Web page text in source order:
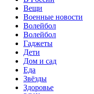
Вещи
Военные новости
Волейбол
Волейбол
Гаджеты
Дети
Дом и сад
Еда
Звёзды
Здоровье